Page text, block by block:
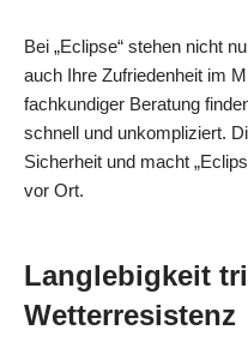
Bei „Eclipse“ stehen nicht
auch Ihre Zufriedenheit im
fachkundiger Beratung
schnell und unkompliziert.
Sicherheit und macht
vor Ort.
Langlebigkeit
Wetterresistenz